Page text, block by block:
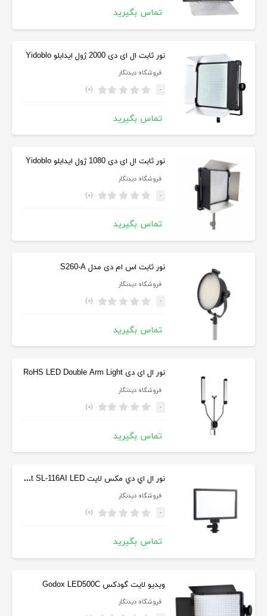
تماس بگیرید
نور ثابت ال ای دی 2000 ژول ایدابلو Yidoblo
فروشگاه دیدنگار
- (۰)
تماس بگیرید
نور ثابت ال ای دی 1080 ژول ایدابلو Yidoblo
فروشگاه دیدنگار
- (۰)
تماس بگیرید
نور ثابت اس ام دی مدل S260-A
فروشگاه دیدنگار
- (۰)
تماس بگیرید
نور ال ای دی RoHS LED Double Arm Light
فروشگاه دیدنگار
- (۰)
تماس بگیرید
نور ال اي دي مکس لايت Maxlight SL-116AI LED
فروشگاه دیدنگار
- (۰)
تماس بگیرید
ویدیو لایت گودکس Godox LED500C
فروشگاه دیدنگار